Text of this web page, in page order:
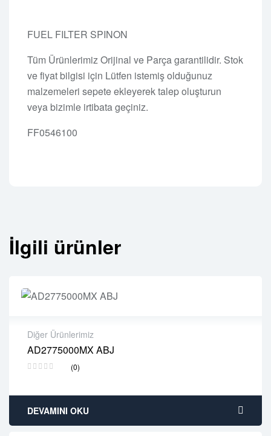
FUEL FILTER SPINON
Tüm Ürünlerimiz Orijinal ve Parça garantilidir. Stok
ve fiyat bilgisi için Lütfen istemiş olduğunuz
malzemeleri sepete ekleyerek talep oluşturun
veya bizimle irtibata geçiniz.
FF0546100
İlgili ürünler
Diğer Ürünlerimiz
AD2775000MX ABJ
(0)
2 years warranty
Delivery time: 1-2 business days
DEVAMINI OKU